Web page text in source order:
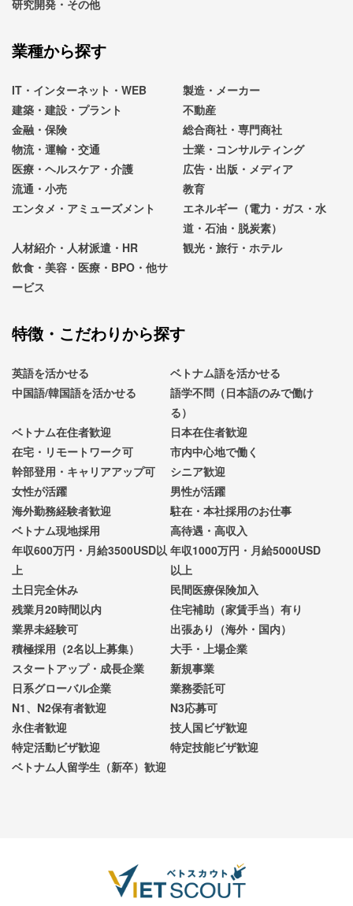
研究開発・その他
業種から探す
IT・インターネット・WEB
製造・メーカー
建築・建設・プラント
不動産
金融・保険
総合商社・専門商社
物流・運輸・交通
士業・コンサルティング
医療・ヘルスケア・介護
広告・出版・メディア
流通・小売
教育
エンタメ・アミューズメント
エネルギー（電力・ガス・水
道・石油・脱炭素）
人材紹介・人材派遣・HR
観光・旅行・ホテル
飲食・美容・医療・BPO・他サ
ービス
特徴・こだわりから探す
英語を活かせる
ベトナム語を活かせる
中国語/韓国語を活かせる
語学不問（日本語のみで働け
る）
ベトナム在住者歓迎
日本在住者歓迎
在宅・リモートワーク可
市内中心地で働く
幹部登用・キャリアアップ可
シニア歓迎
女性が活躍
男性が活躍
海外勤務経験者歓迎
駐在・本社採用のお仕事
ベトナム現地採用
高待遇・高収入
年収600万円・月給3500USD以
上
年収1000万円・月給5000USD
以上
土日完全休み
民間医療保険加入
残業月20時間以内
住宅補助（家賃手当）有り
業界未経験可
出張あり（海外・国内）
積極採用（2名以上募集）
大手・上場企業
スタートアップ・成長企業
新規事業
日系グローバル企業
業務委託可
N1、N2保有者歓迎
N3応募可
永住者歓迎
技人国ビザ歓迎
特定活動ビザ歓迎
特定技能ビザ歓迎
ベトナム人留学生（新卒）歓迎